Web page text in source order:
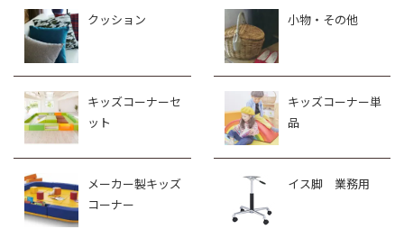
クッション 小物・その他
キッズコーナーセ
ット
キッズコーナー単
品
メーカー製キッズ
コーナー
イス脚 業務用